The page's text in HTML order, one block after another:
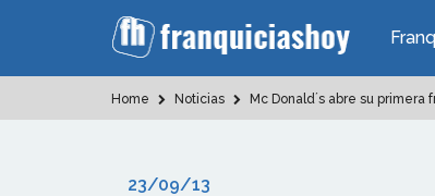
Home Noticias Mc Donald´s abre su
23/09/13